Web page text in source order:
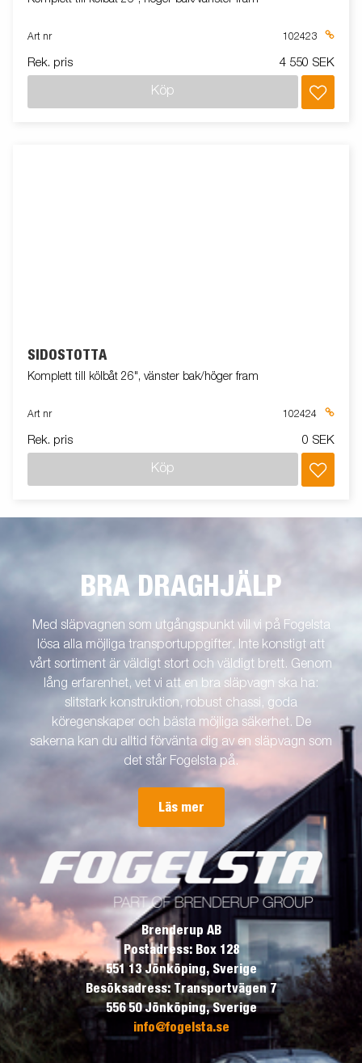
Art nr 102423
Rek. pris 4 550 SEK
Köp
SIDOSTÖTTA
Komplett till kölbåt 26", vänster bak/höger fram
Art nr 102424
Rek. pris 0 SEK
Köp
BRA DRAGHJÄLP
Med släpvagnen som utgångspunkt vill vi på Fogelsta
lösa alla möjliga transportuppgifter. Inte konstigt att
vårt sortiment är väldigt stort och väldigt brett. Genom
lång erfarenhet, vet vi att en bra släpvagn ska ha:
slitstark konstruktion, robust chassi, goda
köregenskaper och bästa möjliga säkerhet. De
sakerna kan du alltid förvänta dig av en släpvagn som
det står Fogelsta på.
Läs mer
Brenderup AB
Postadress: Box 128
551 13 Jönköping, Sverige
Besöksadress: Transportvägen 7
556 50 Jönköping, Sverige
info@fogelsta.se